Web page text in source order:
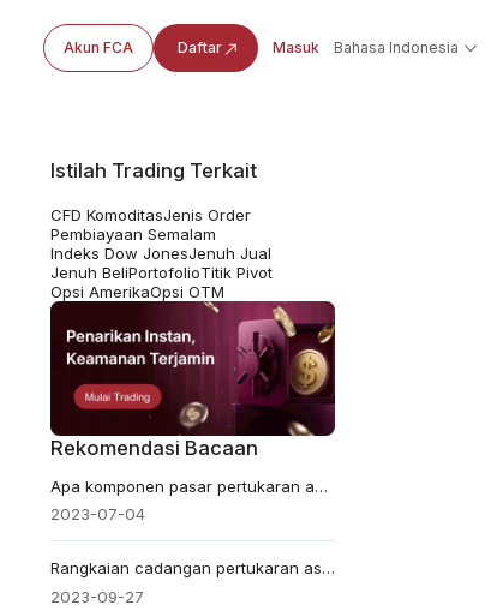
Akun FCA Daftar Masuk Bahasa Indonesia
Istilah Trading Terkait
CFD KomoditasJenis Order
Pembiayaan Semalam
Indeks Dow JonesJenuh Jual
Jenuh BeliPortofolioTitik Pivot
Opsi AmerikaOpsi OTM
Rekomendasi Bacaan
Apa komponen pasar pertukaran asing?
2023-07-04
Rangkaian cadangan pertukaran asing global
2023-09-27